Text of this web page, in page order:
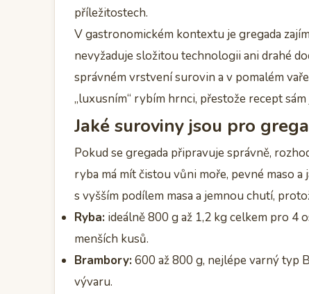
příležitostech.
V gastronomickém kontextu je gregada
nevyžaduje složitou technologii ani drahé
správném vrstvení surovin a v pomalém
„luxusním“ rybím hrnci, přestože recept
Jaké suroviny jsou pro
Pokud se gregada připravuje správně,
ryba má mít čistou vůni moře, pevné maso
s vyšším podílem masa a jemnou chutí,
Ryba: ideálně 800 g až 1,2 kg celkem pro 4
menších kusů.
Brambory:600 až 800 g, nejlépe varný typ
vývaru.